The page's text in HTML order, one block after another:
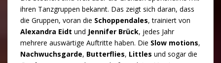
ihren Tanzgruppen bekannt. Das zeigt sich daran, dass
die Gruppen, voran die Schoppendales, trainiert von
Alexandra Eidt und Jennifer Brück, jedes Jahr
mehrere auswärtige Auftritte haben. Die Slow motions,
Nachwuchsgarde, Butterflies, Littles und sogar die